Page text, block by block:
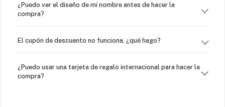
¿Puedo ver el diseño de mi nombre antes de hacer la
compra?
El cupón de descuento no funciona, ¿qué hago?
¿Puedo usar una tarjeta de regalo internacional para hacer la
compra?